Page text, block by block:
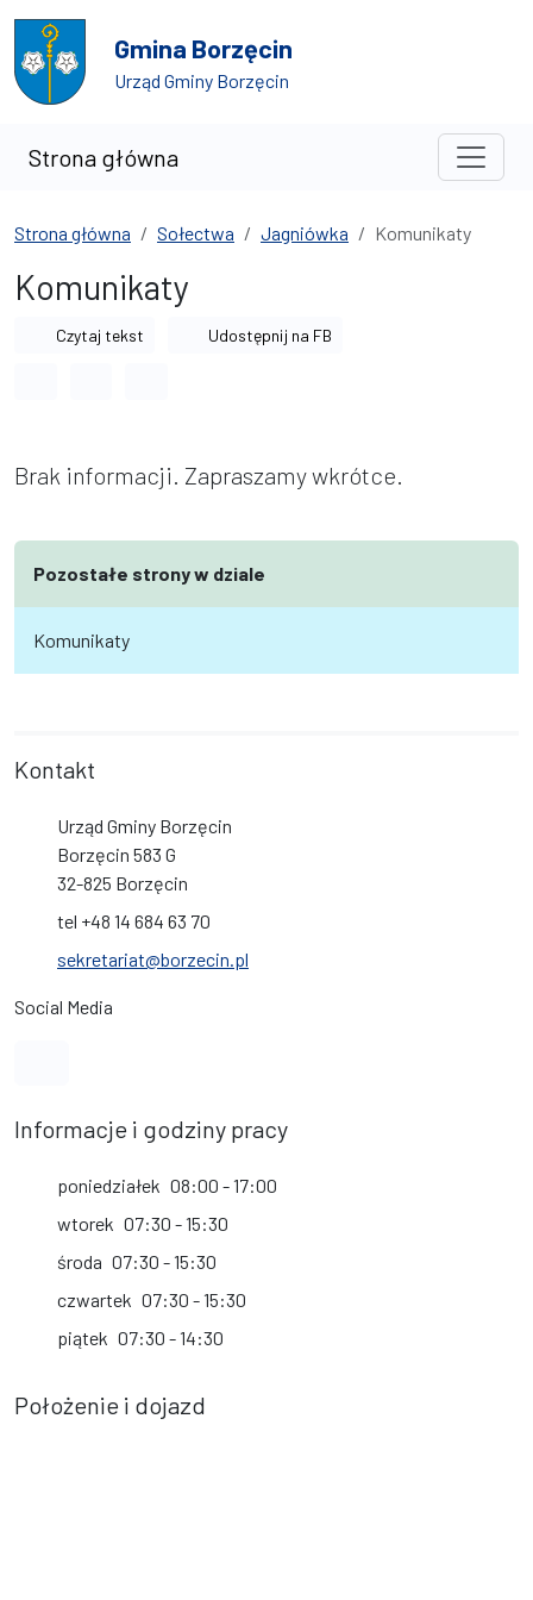
Przejdź do treści
Przejdź do wyszukiwarki
Gmina Borzęcin
Urząd Gminy Borzęcin
Strona główna
Strona główna Sołectwa Jagniówka Komunikaty
Komunikaty
Czytaj tekst Udostępnij na FB
Brak informacji. Zapraszamy wkrótce.
Pozostałe strony w dziale
Komunikaty
Kontakt
Urząd Gminy Borzęcin
Borzęcin 583 G
32-825 Borzęcin
tel +48 14 684 63 70
sekretariat@borzecin.pl
Social Media
Informacje i godziny pracy
poniedziałek 08:00 - 17:00
wtorek 07:30 - 15:30
środa 07:30 - 15:30
czwartek 07:30 - 15:30
piątek 07:30 - 14:30
Położenie i dojazd